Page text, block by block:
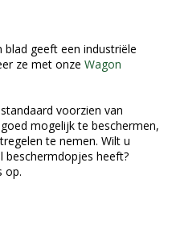
geeft een industriële
ze met onze Wagon
voorzien van
mogelijk te beschermen,
te nemen. Wilt u
heeft?
op.